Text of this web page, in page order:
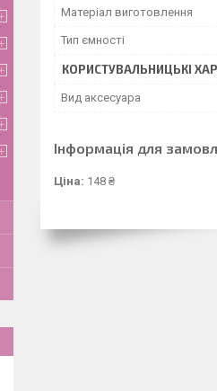
Матеріал виготовлення
Тип ємності
КОРИСТУВАЛЬНИЦЬКІ
Вид аксесуара
Інформація для
Ціна: 148 ₴